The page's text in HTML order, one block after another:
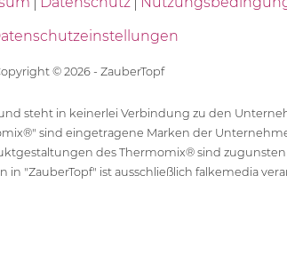
© 2026 - ZauberTopf
steht in keinerlei Verbindung zu den
sind eingetragene Marken der
des Thermomix® sind
in "ZauberTopf" ist ausschließlich falkemedia